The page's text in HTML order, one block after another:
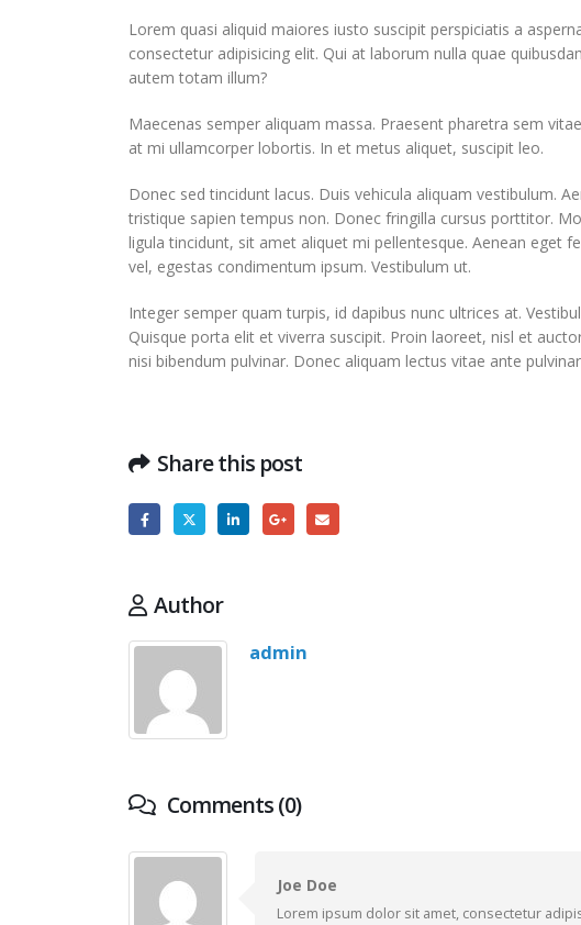
Lorem quasi aliquid maiores iusto suscipit perspiciatis a
consectetur adipisicing elit. Qui at laborum nulla quae
autem totam illum?
Maecenas semper aliquam massa. Praesent pharetra sem
at mi ullamcorper lobortis. In et metus aliquet, suscipit leo.
Donec sed tincidunt lacus. Duis vehicula aliquam vestibulum.
tristique sapien tempus non. Donec fringilla cursus porttitor.
ligula tincidunt, sit amet aliquet mi pellentesque. Aenean eget
vel, egestas condimentum ipsum. Vestibulum ut.
Integer semper quam turpis, id dapibus nunc ultrices at.
Quisque porta elit et viverra suscipit. Proin laoreet, nisl et
nisi bibendum pulvinar. Donec aliquam lectus vitae ante
Share this post
Author
admin
Comments (0)
Joe Doe
Lorem ipsum dolor sit amet, consectetur